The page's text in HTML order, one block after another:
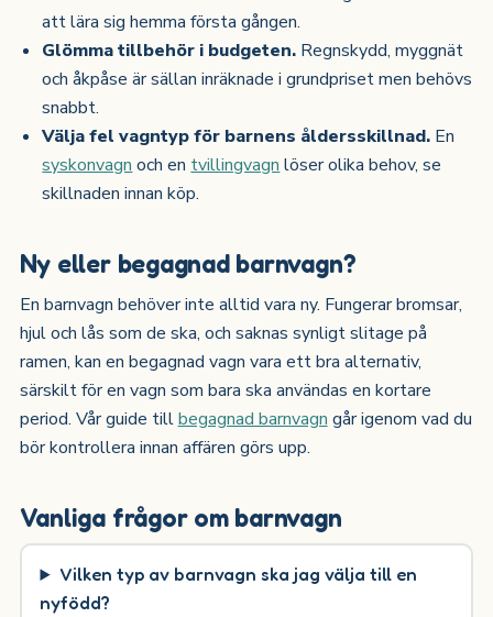
att lära sig hemma första gången.
Glömma tillbehör i budgeten. Regnskydd, myggnät
och åkpåse är sällan inräknade i grundpriset men behövs
snabbt.
Välja fel vagntyp för barnens åldersskillnad. En
syskonvagn och en tvillingvagn löser olika behov, se
skillnaden innan köp.
Ny eller begagnad barnvagn?
En barnvagn behöver inte alltid vara ny. Fungerar bromsar,
hjul och lås som de ska, och saknas synligt slitage på
ramen, kan en begagnad vagn vara ett bra alternativ,
särskilt för en vagn som bara ska användas en kortare
period. Vår guide tillbegagnad barnvagn går igenom vad du
bör kontrollera innan affären görs upp.
Vanliga frågor om barnvagn
Vilken typ av barnvagn ska jag välja till en
nyfödd?